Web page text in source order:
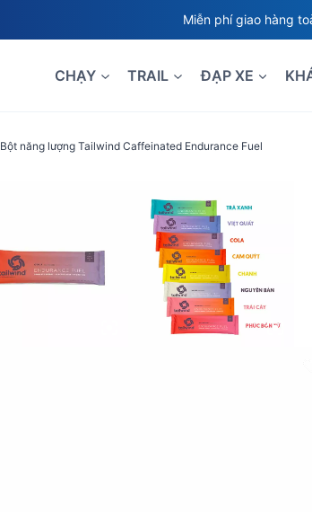
Miễn phí giao hàng
CHẠY TRAIL ĐẠP XE
Bột năng lượng Tailwind Caffeinated Endurance Fuel